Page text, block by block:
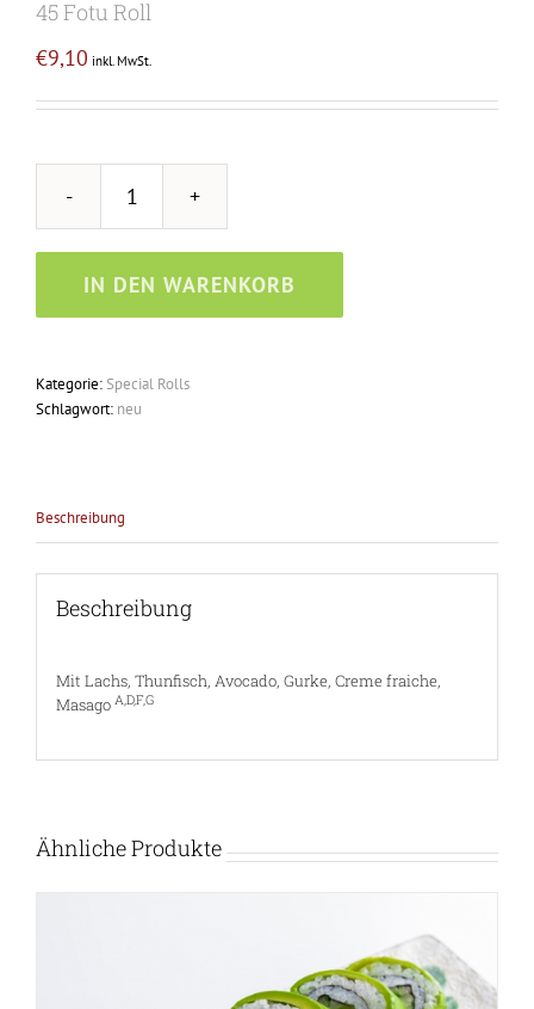
45 Fotu Roll
€9,10 inkl. MwSt.
45
Fotu
Roll
Menge
IN DEN WARENKORB
Kategorie: Special Rolls
Schlagwort: neu
Beschreibung
Beschreibung
Mit Lachs, Thunfisch, Avocado, Gurke, Creme fraiche,
Masago A,D,F,G
Ähnliche Produkte